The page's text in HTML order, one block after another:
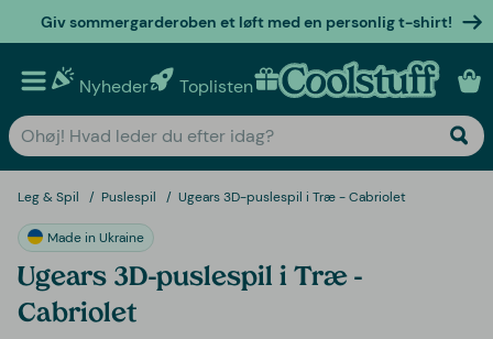
Giv sommergarderoben et løft med en personlig t-shirt!
Nyheder Toplisten Personlige gaver
Leg & Spil Puslespil Ugears 3D-puslespil i Træ - Cabriolet
Made in Ukraine
Ugears 3D-puslespil i Træ -
Cabriolet